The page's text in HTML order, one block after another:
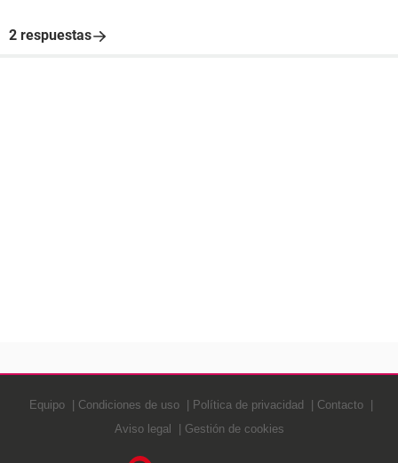
2 respuestas
Equipo Condiciones de uso Política de privacidad
Contacto
Aviso legal
Gestión de cookies